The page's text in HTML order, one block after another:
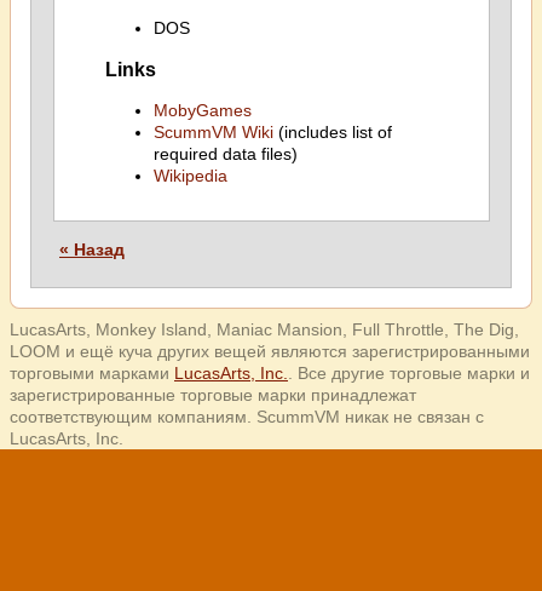
DOS
Links
MobyGames
ScummVM Wiki(includes list of
required data files)
Wikipedia
« Назад
LucasArts, Monkey Island, Maniac Mansion, Full Throttle, The Dig,
LOOM и ещё куча других вещей являются зарегистрированными
торговыми марками LucasArts, Inc.
. Все другие торговые марки и
зарегистрированные торговые марки принадлежат
соответствующим компаниям. ScummVM никак не связан с
LucasArts, Inc.